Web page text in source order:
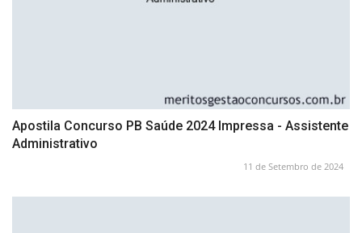
Apostila Concurso PB Saúde 2024 Impressa - Assistente
Administrativo
11 de Setembro de 2024